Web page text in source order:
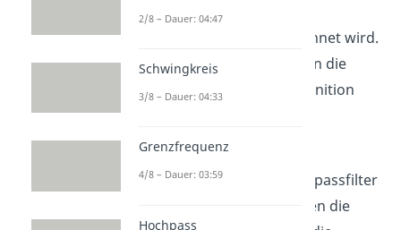
Mittenfrequenz
bezeichnet wird.
Dem Amplitudengang kann die
Notwendigkeit für die Definition
entnommen werden.
Analog zum Hoch und Tiefpassfilter
geben die Grenzfrequenzen die
2/8 – Dauer: 04:47
Schwingkreis
3/8 – Dauer: 04:33
Grenzfrequenz
4/8 – Dauer: 03:59
Hochpass